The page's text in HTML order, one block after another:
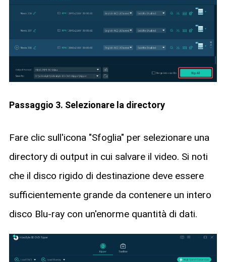
Passaggio 3. Selezionare la directory
Fare clic sull'icona "Sfoglia" per selezionare una
directory di output in cui salvare il video. Si noti
che il disco rigido di destinazione deve essere
sufficientemente grande da contenere un intero
disco Blu-ray con un'enorme quantità di dati.